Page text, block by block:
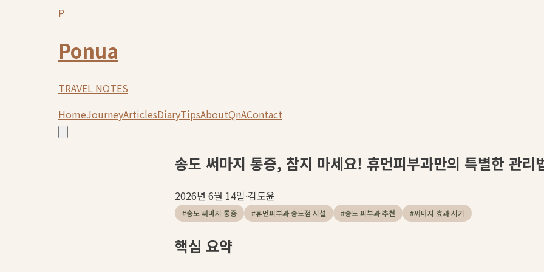
P
Ponua
TRAVEL NOTES
HomeJourneyArticlesDiaryTipsAboutQnAContact
송도 써마지 통증, 참지 마세요! 휴먼피부과만의 특별한 관리
2026년 6월 14일·김도윤
#송도 써마지 통증 #휴먼피부과 송도점 시설 #송도 피부과 추천 #써마지 효과 시기
핵심 요약